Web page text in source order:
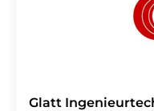
Glatt